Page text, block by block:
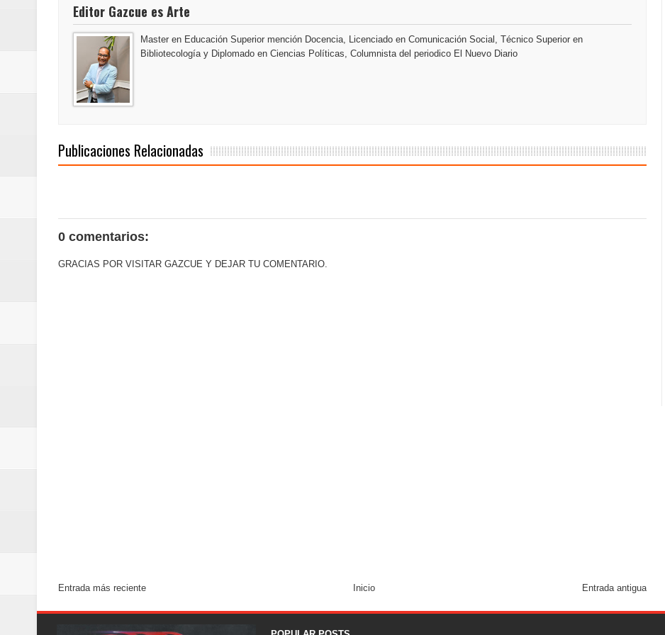
Oscar Abreu cuestiona la interrupción del Premio Nacional de Artes Visuales
Embajada dominicana en Francia y Banreservas lanzan convocatoria para residencias artísticas en París
Editor Gazcue es Arte
Master en Educación Superior mención Docencia, Licenciado en Comunicación Social, Técnico Superior en
Bibliotecología y Diplomado en Ciencias Políticas, Columnista del periodico El Nuevo Diario
Publicaciones Relacionadas
0 comentarios:
GRACIAS POR VISITAR GAZCUE Y DEJAR TU COMENTARIO.
Entrada más reciente Entrada antigua
Inicio